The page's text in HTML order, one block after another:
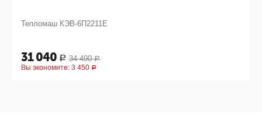
Тепломаш КЭВ-6П2211Е
31 040 Р 34 490 Р
Вы экономите: 3 450 Р